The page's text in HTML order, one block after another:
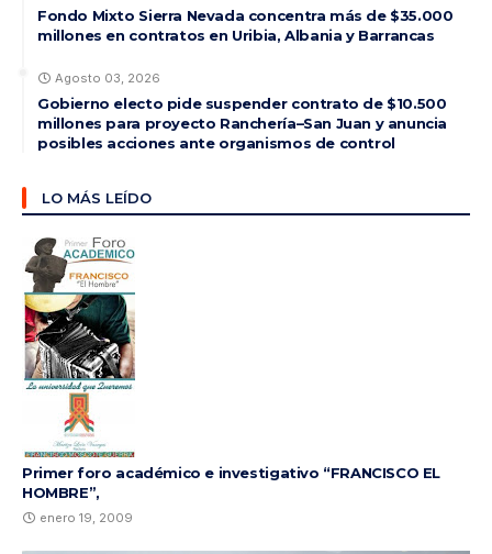
Fondo Mixto Sierra Nevada concentra más de $35.000
millones en contratos en Uribia, Albania y Barrancas
Agosto 03, 2026
Gobierno electo pide suspender contrato de $10.500
millones para proyecto Ranchería–San Juan y anuncia
posibles acciones ante organismos de control
LO MÁS LEÍDO
Primer foro académico e investigativo “FRANCISCO EL
HOMBRE”,
enero 19, 2009